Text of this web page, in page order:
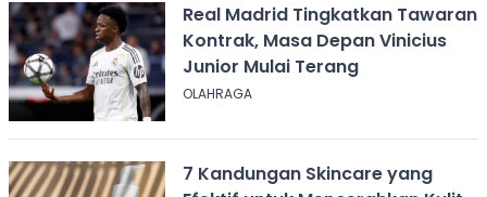
Real Madrid Tingkatkan Tawaran
Kontrak, Masa Depan Vinicius
Junior Mulai Terang
OLAHRAGA
7 Kandungan Skincare yang